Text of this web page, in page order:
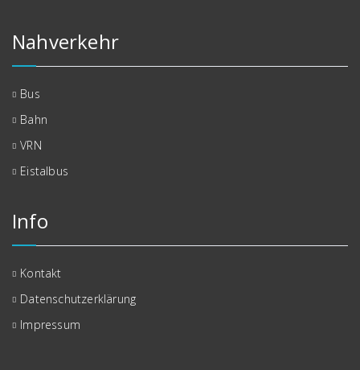
Nahverkehr
Bus
Bahn
VRN
Eistalbus
Info
Kontakt
Datenschutzerklärung
Impressum